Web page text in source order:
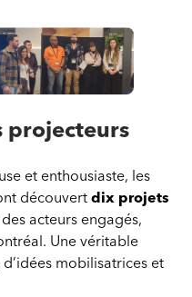
Mon
projet
180
2026
:
une
deuxième
édition
projecteurs
et enthousiaste, les
découvert dix projets
acteurs engagés,
Une véritable
mobilisatrices et